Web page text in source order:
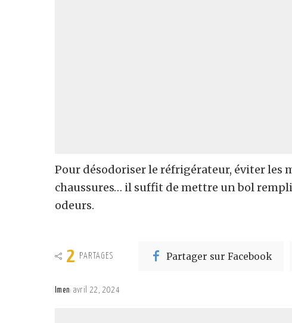
Pour désodoriser le réfrigérateur, éviter les
chaussures… il suffit de mettre un bol
odeurs.
2 PARTAGES Partager sur Facebook
Imen avril 22, 2024